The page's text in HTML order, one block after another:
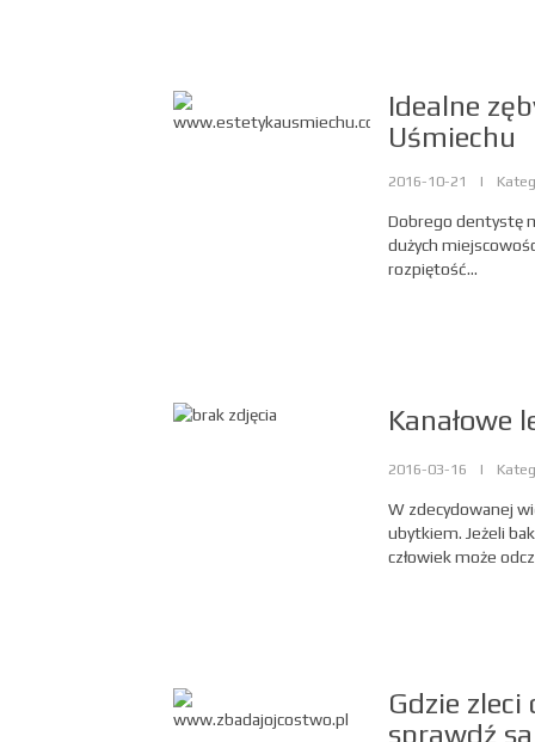
Idealne
Uśmiechu
2016-10-21 |
Dobrego dentystę
dużych
rozpiętość...
Kanałowe
2016-03-16 |
W zdecydowanej
ubytkiem. Jeżeli
człowiek może
Gdzie
sprawdź